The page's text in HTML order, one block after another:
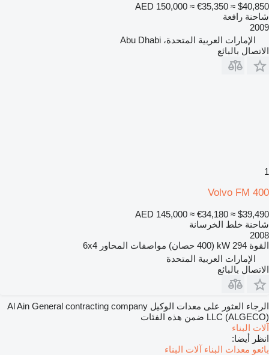
AED 150,000 ≈ €35,350 ≈ $40,850
شاحنة رافعة
2009
الإمارات العربية المتحدة، Abu Dhabi
الاتصال بالبائع
1
Volvo FM 400
AED 145,000 ≈ €34,180 ≈ $39,490
شاحنة خلط الخرسانة
2008
القوة 294 kW (400 حصان) مواصفات المحاور 6x4
الإمارات العربية المتحدة
الاتصال بالبائع
الرجاء العثور على معدات الوكيل Al Ain General contracting company
LLC (ALGECO) ضمن هذه الفئات
آلات البناء
انظر أيضا:
بائعو معدات البناء آلات البناء